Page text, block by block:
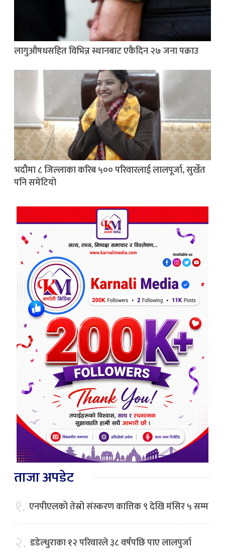
लागुऔषधसहित विभिन्न स्थानबाट एकैदिन २७ जना पक्राउ
भदौमा ८ जिल्लाका करिब ५०० परिवारलाई लालपूर्जा, सुर्खेत
पनि समेटियो
ताजा अपडेट
१. एनपीएलको तेस्रो संस्करण कात्तिक ९ देखि मंसिर ५ सम्म
२. डडेल्धुराका १२ परिवारले ३८ वर्षपछि पाए लालपुर्जा